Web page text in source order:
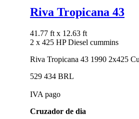
Riva Tropicana 43
41.77 ft x 12.63 ft
2 x 425 HP Diesel cummins
Riva Tropicana 43 1990 2x425
529 434 BRL
IVA pago
Cruzador de dia